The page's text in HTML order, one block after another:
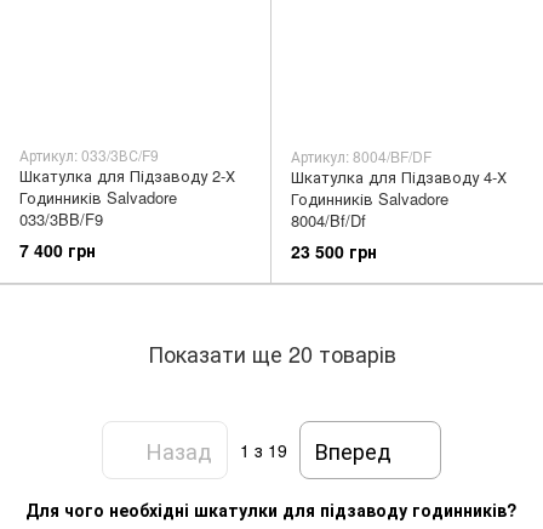
Артикул: 033/3ВС/F9
Шкатулка для Підзаводу 2-Х
Годинників Salvadore
033/3BB/F9
7 400 грн
Артикул: 8004/BF/DF
Шкатулка для Підзаводу 4-Х
Годинників Salvadore
8004/Bf/Df
23 500 грн
Показати ще 20 товарів
Назад 1 з 19 Вперед
Для чого необхідні шкатулки для підзаводу годинників?